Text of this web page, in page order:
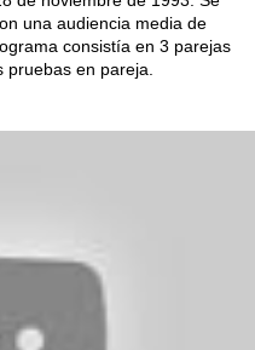
una audiencia media de
consistía en 3 parejas
en pareja.